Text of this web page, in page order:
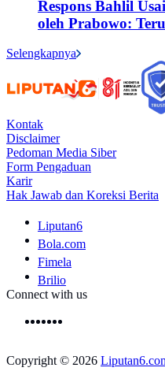
Respons Bahlil
oleh Prabowo:
Selengkapnya
Kontak
Disclaimer
Pedoman Media Siber
Form Pengaduan
Karir
Hak Jawab dan Koreksi Berita
Liputan6
Bola.com
Fimela
Brilio
Connect with us
Copyright © 2026